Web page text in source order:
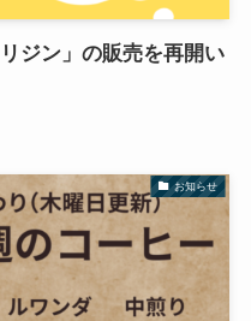
ジン」の販売を再開い
お知らせ